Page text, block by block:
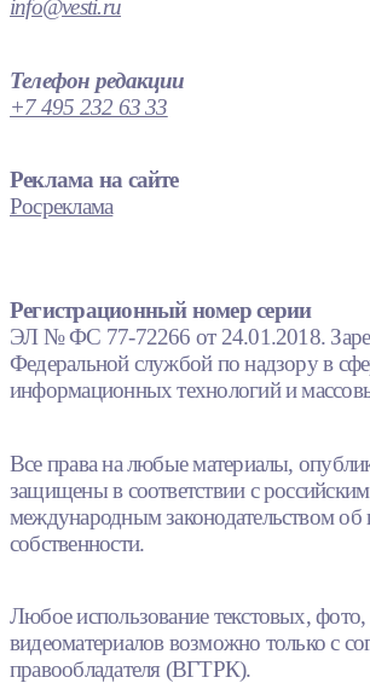
info@vesti.ru
Телефон редакции
+7 495 232 63 33
Реклама на сайте
Росреклама
Регистрационный номер серии
ЭЛ № ФС 77-72266 от 24.01.2018.
Федеральной службой по надзору в
информационных технологий и
Все права на любые материалы,
защищены в соответствии с
международным законодательством об
собственности.
Любое использование текстовых, фото,
видеоматериалов возможно только с
правообладателя (ВГТРК).